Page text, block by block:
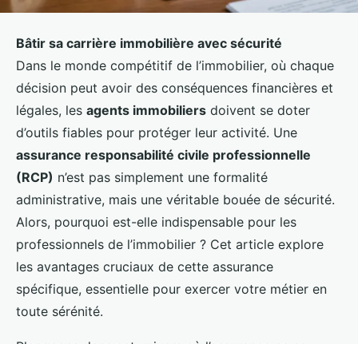
Bâtir sa carrière immobilière avec sécurité
Dans le monde compétitif de l’immobilier, où chaque
décision peut avoir des conséquences financières et
légales, les agents immobiliers doivent se doter
d’outils fiables pour protéger leur activité. Une
assurance responsabilité civile professionnelle
(RCP) n’est pas simplement une formalité
administrative, mais une véritable bouée de sécurité.
Alors, pourquoi est-elle indispensable pour les
professionnels de l’immobilier ? Cet article explore
les avantages cruciaux de cette assurance
spécifique, essentielle pour exercer votre métier en
toute sérénité.